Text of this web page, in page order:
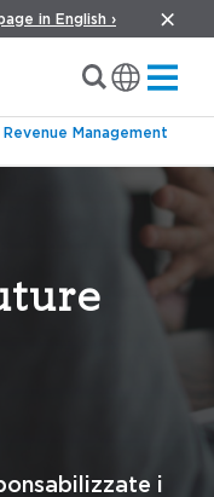
in English ›
Management
i